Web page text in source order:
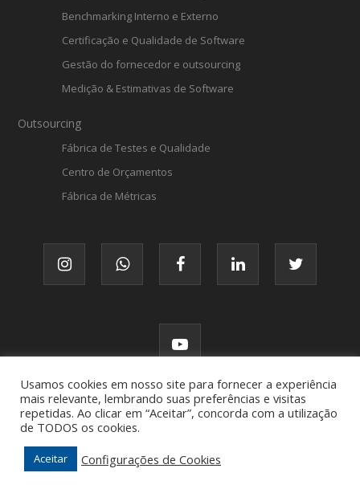
Benchmarking Interno e Externo
Certificação e Qualidade de Software
Gestão do fornecedor e outsourcing
Medição & Estimativas de Software
Outsourcing
Fábrica de Testes e Qualidade
Centro de Orçamentos
Fábrica de Métricas
© FATTO, todos os direitos reservados.
Usamos cookies em nosso site para fornecer a experiência
mais relevante, lembrando suas preferências e visitas
repetidas. Ao clicar em “Aceitar”, concorda com a utilização
de TODOS os cookies.
Aceitar Configurações de Cookies